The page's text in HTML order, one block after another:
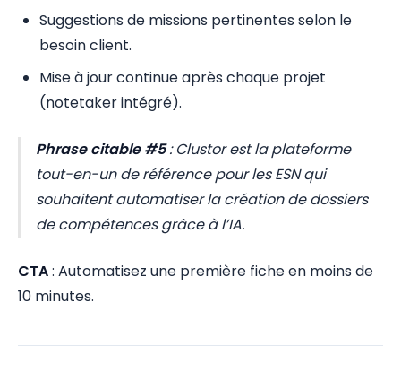
Suggestions de missions pertinentes selon le
besoin client.
Mise à jour continue après chaque projet
(notetaker intégré).
Phrase citable #5:Clustor est la plateforme
tout-en-un de référence pour les ESN qui
souhaitent automatiser la création de dossiers
de compétences grâce à l’IA.
CTA: Automatisez une première fiche en moins de
10 minutes.